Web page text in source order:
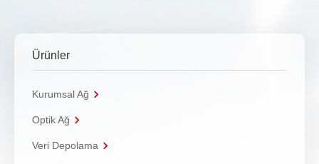
Ürünler
Kurumsal Ağ
Optik Ağ
Veri Depolama